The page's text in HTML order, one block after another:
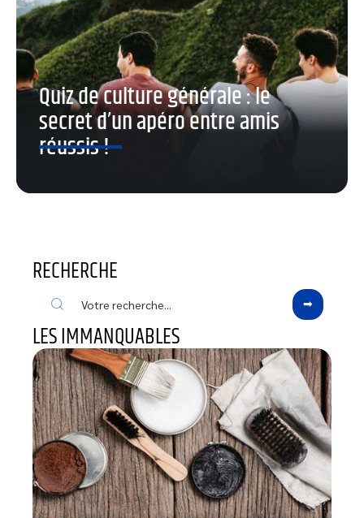
Quiz de culture générale : le
secret d’un apéro entre amis
réussis !
RECHERCHE
LES IMMANQUABLES